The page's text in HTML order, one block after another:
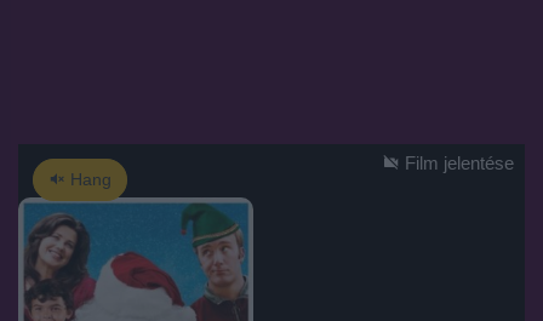
Hang
Film jelentése